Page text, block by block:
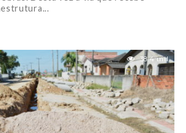
38.4 mil